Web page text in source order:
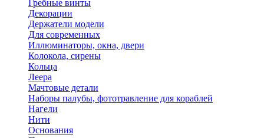
Гребные винты
Декорации
Держатели модели
Для современных
Иллюминаторы, окна, двери
Колокола, сирены
Кольца
Леера
Мачтовые детали
Наборы палубы, фототравление для кораблей
Нагели
Нити
Основания